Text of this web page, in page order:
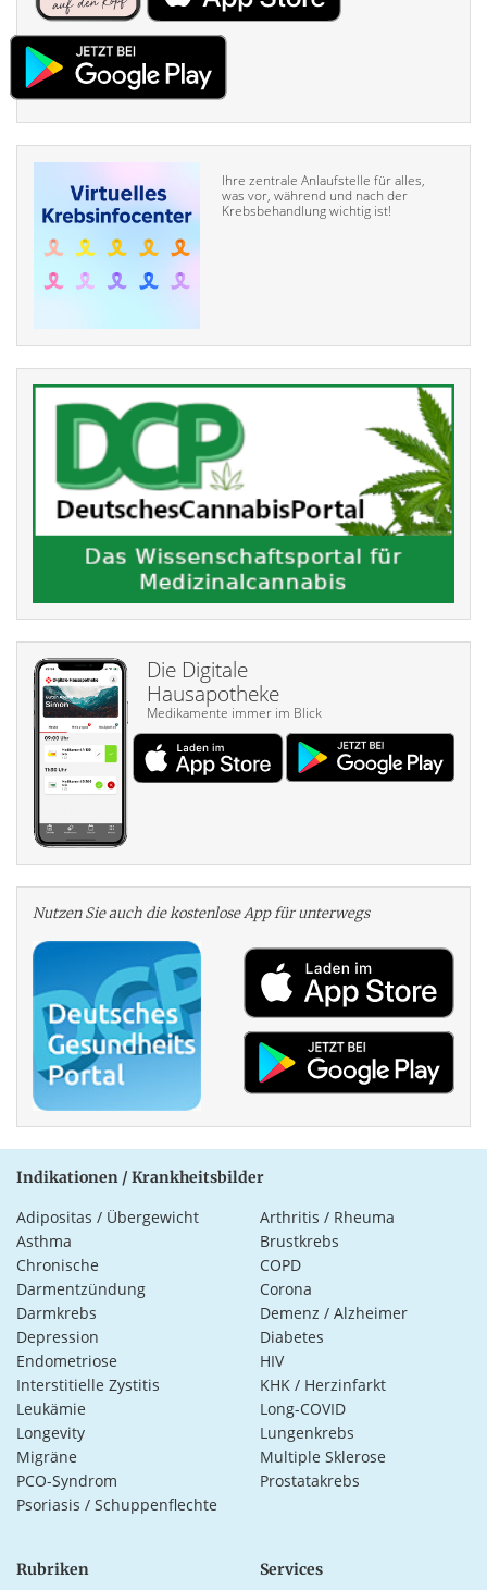
Ihre zentrale Anlaufstelle für alles,
was vor, während und nach der
Krebsbehandlung wichtig ist!
Die Digitale
Hausapotheke
Medikamente immer im Blick
Nutzen Sie auch die kosten­lose App für unterwegs
Indikationen / Krankheitsbilder
Adipositas / Übergewicht
Arthritis / Rheuma
Asthma
Brustkrebs
Chronische
Darmentzündung
COPD
Corona
Darmkrebs
Demenz / Alzheimer
Depression
Diabetes
Endometriose
HIV
Interstitielle Zystitis
KHK / Herzinfarkt
Leukämie
Long-COVID
Longevity
Lungenkrebs
Migräne
Multiple Sklerose
PCO-Syndrom
Prostatakrebs
Psoriasis / Schuppenflechte
Rubriken Services